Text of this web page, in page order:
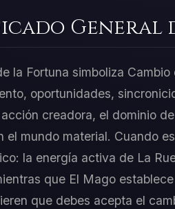
General
la Fortuna simboliza
oportunidades,
creadora, el dominio
el mundo material. Cuando
la energía activa de La
que El Mago
que debes acepta el